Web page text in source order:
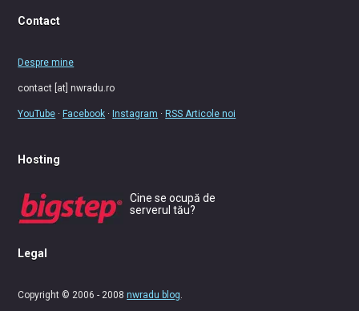
Contact
Despre mine
contact [at] nwradu.ro
YouTube ·Facebook ·Instagram ·RSS Articole noi
Hosting
Cine se ocupă de
serverul tău?
Legal
Copyright © 2006 - 2008nwradu blog